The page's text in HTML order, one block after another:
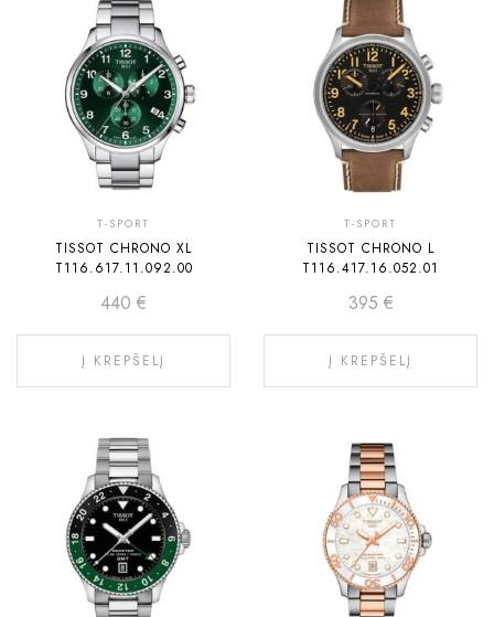
T-SPORT
TISSOT CHRONO XL
T116.617.11.092.00
440 €
Į KREPŠELĮ
T-SPORT
TISSOT CHRONO L
T116.417.16.052.01
395 €
Į KREPŠELĮ